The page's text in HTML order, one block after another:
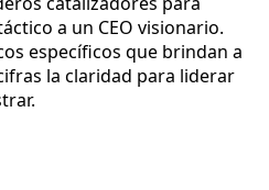
a un CEO visionario.
específicos que brindan a
la claridad para liderar